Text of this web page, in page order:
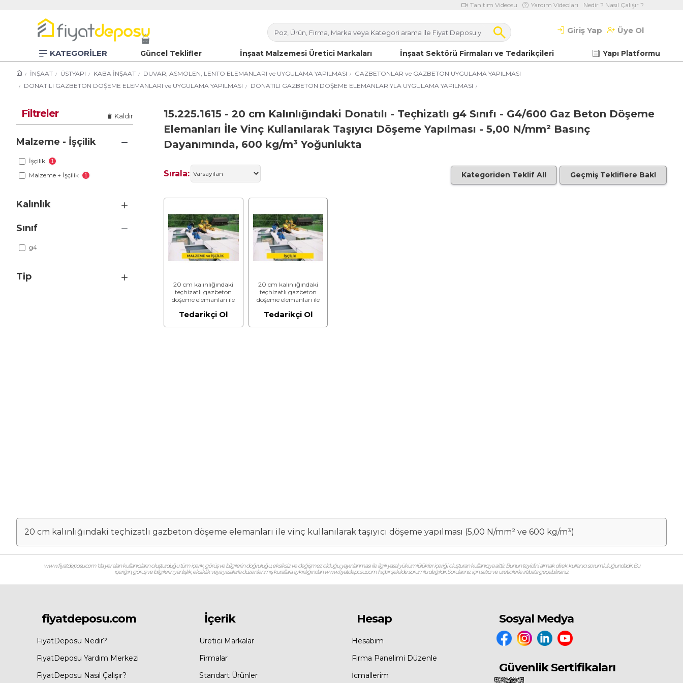
Tanıtım Videosu Yardım Videoları Nedir ? Nasıl Çalışır ?
Giriş Yap Üye Ol
KATEGORİLER Güncel Teklifler İnşaat Malzemesi Üretici Markaları İnşaat Sektörü Firmaları ve Tedarikçileri Yapı Platformu
İNŞAAT ÜSTYAPI KABA İNŞAAT DUVAR, ASMOLEN, LENTO ELEMANLARI ve UYGULAMA YAPILMASI
GAZBETONLAR ve GAZBETON UYGULAMA YAPILMASI
DONATILI GAZBETON DÖŞEME ELEMANLARI ve UYGULAMA YAPILMASI
DONATILI GAZBETON DÖŞEME ELEMANLARIYLA UYGULAMA YAPILMASI
Filtreler Kaldır
Kalınlık
Sınıf
g4
Tip
Malzeme - İşçilik
İşçilik 1
Malzeme + İşçilik 1
15.225.1615 - 20 cm Kalınlığındaki Donatılı - Teçhizatlı g4 Sınıfı - G4/600 Gaz Beton Döşeme
Elemanları İle Vinç Kullanılarak Taşıyıcı Döşeme Yapılması - 5,00 N/mm² Basınç
Dayanımında, 600 kg/m³ Yoğunlukta
Sırala: Kategoriden Teklif Al! Geçmiş Tekliflere Bak!
20 cm kalınlığındaki
teçhizatlı gazbeton
döşeme elemanları ile
döşeme yapılması (5,00
(Malzeme Dahil)
Tedarikçi Ol
20 cm kalınlığındaki
teçhizatlı gazbeton
döşeme elemanları ile
döşeme yapılması (5,00
(Malzeme Hariç) (İşçilik)
Tedarikçi Ol
20 cm kalınlığındaki teçhizatlı gazbeton döşeme elemanları ile vinç kullanılarak taşıyıcı döşeme yapılması (5,00 N/mm² ve 600 kg/m³)
www.fiyatdeposu.com ‘da yer alan kullanıcıların oluşturduğu tüm içerik, görüş ve bilgilerin doğruluğu, eksiksiz ve değişmez olduğu, yayınlanması ile ilgili yasal yükümlülükler içeriği oluşturan kullanıcıya aittir. Bunun teyidini almak direk kullanıcı sorumluluğundadır. Bu
içeriğin, görüş ve bilgilerin yanlışlık, eksiklik veya yasalarla düzenlenmiş kurallara aykırılığından www.fiyatdeposu.com hiçbir şekilde sorumlu değildir. Sorularınız için satıcı ve üreticilerle irtibata geçebilirsiniz.
fiyatdeposu.com
FiyatDeposu Nedir?
FiyatDeposu Yardım Merkezi
FiyatDeposu Nasıl Çalışır?
İçerik
Üretici Markalar
Firmalar
Standart Ürünler
Hesap
Hesabım
Firma Panelimi Düzenle
İcmallerim
Sosyal Medya
Güvenlik Sertifikaları